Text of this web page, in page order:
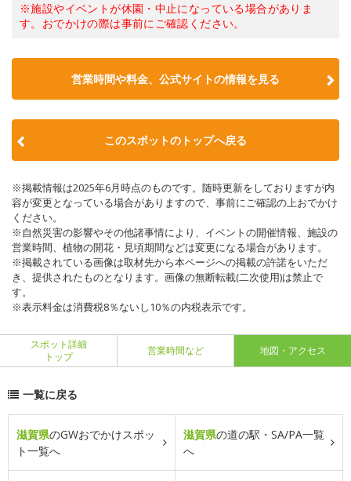
※施設やイベントが休園・中止になっている場合がありま
す。おでかけの際は事前にご確認ください。
営業時間や料金、公式サイトの情報を見る
このスポットのトップへ戻る
※掲載情報は2025年6月時点のものです。随時更新をしておりますが内
容が変更となっている場合がありますので、事前にご確認の上おでかけ
ください。
※自然災害の影響やその他諸事情により、イベントの開催情報、施設の
営業時間、植物の開花・見頃期間などは変更になる場合があります。
※掲載されている画像は取材先から本ページへの掲載の許諾をいただ
き、提供されたものとなります。画像の無断転載(二次使用)は禁止で
す。
※表示料金は消費税8％ないし10％の内税表示です。
スポット詳細
トップ
営業時間など 地図・アクセス
一覧に戻る
滋賀県のGWおでかけスポッ
ト一覧へ
滋賀県の道の駅・SA/PA一覧
へ